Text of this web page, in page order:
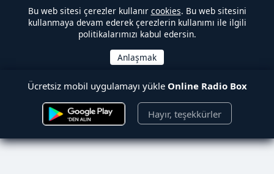
Bu web sitesi çerezler kullanır cookies. Bu web sitesini
kullanmaya devam ederek çerezlerin kullanımı ile ilgili
politikalarımızı kabul edersin.
Ücretsiz mobil uygulamayı yükle Online Radio Box
Hayır, teşekkürler